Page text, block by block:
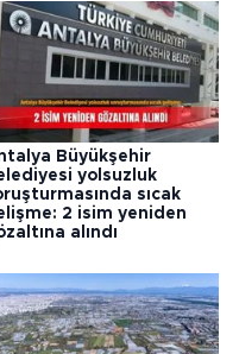
Büyükşehir
yolsuzluk
sıcak
2 isim yeniden
alındı